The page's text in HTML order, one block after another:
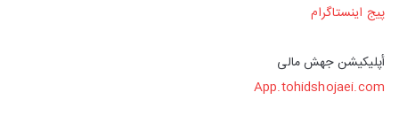
پیج اینستاگرام
أپلیکیشن جهش مالی
App.tohidshojaei.com